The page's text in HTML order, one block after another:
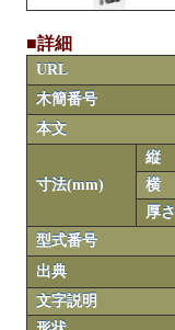
■詳細
URL
木簡番号
本文
寸法(mm)
縦
横
厚さ
型式番号
出典
文字説明